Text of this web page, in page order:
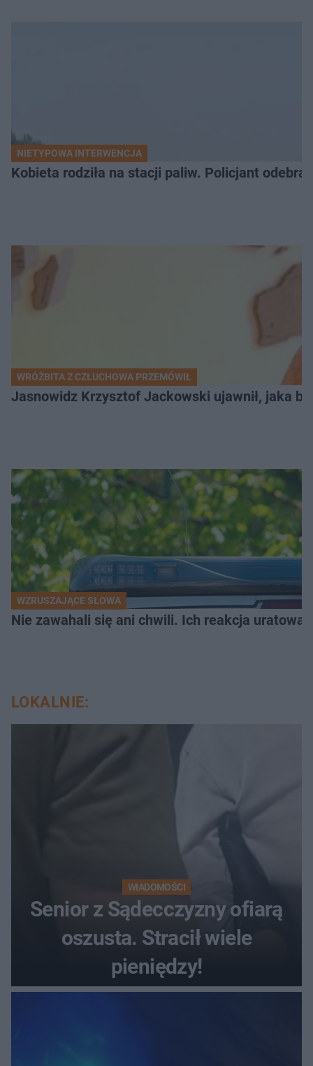
NIETYPOWA INTERWENCJA
Kobieta rodziła na stacji paliw. Policjant
WRÓŻBITA Z CZŁUCHOWA PRZEMÓWIŁ
Jasnowidz Krzysztof Jackowski ujawnił, jaka
WZRUSZAJĄCE SŁOWA
Nie zawahali się ani chwili. Ich reakcja
LOKALNIE:
WIADOMOŚCI
Senior z Sądecczyzny ofiarą
oszusta. Stracił wiele
pieniędzy!